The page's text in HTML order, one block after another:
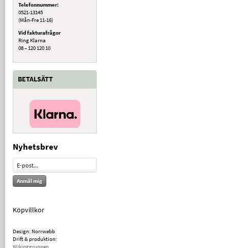
Telefonnummer:
0521-13145
(Mån-Fre 11-16)
Vid fakturafrågor
Ring Klarna
08 – 120 120 10
BETALSÄTT
Nyhetsbrev
Anmäl mig
Köpvillkor
Design: Norrwebb
Drift & produktion:
Wikinggruppen